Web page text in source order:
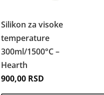
Silikon za visoke
temperature
300ml/1500°C –
Hearth
900,00 RSD